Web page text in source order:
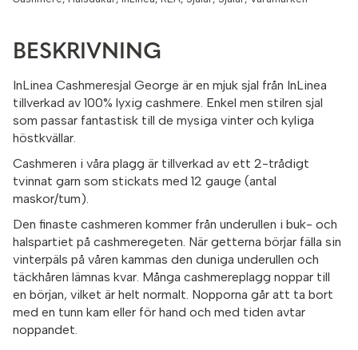
BESKRIVNING
InLinea Cashmeresjal George är en mjuk sjal från InLinea
tillverkad av 100% lyxig cashmere. Enkel men stilren sjal
som passar fantastisk till de mysiga vinter och kyliga
höstkvällar.
Cashmeren i våra plagg är tillverkad av ett 2-trådigt
tvinnat garn som stickats med 12 gauge (antal
maskor/tum).
Den finaste cashmeren kommer från underullen i buk- och
halspartiet på cashmeregeten. När getterna börjar fälla sin
vinterpäls på våren kammas den duniga underullen och
täckhåren lämnas kvar. Många cashmereplagg noppar till
en början, vilket är helt normalt. Nopporna går att ta bort
med en tunn kam eller för hand och med tiden avtar
noppandet.